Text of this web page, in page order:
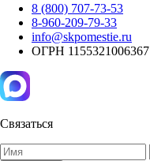
8 (800) 707-73-53
8-960-209-79-33
info@skpomestie.ru
ОГРН 1155321006367
Связаться